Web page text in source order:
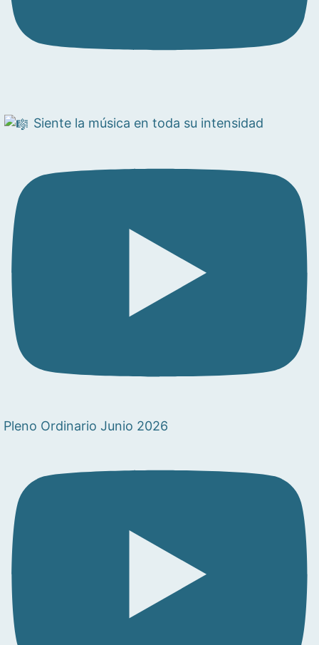
Siente la música en toda su intensidad
Pleno Ordinario Junio 2026